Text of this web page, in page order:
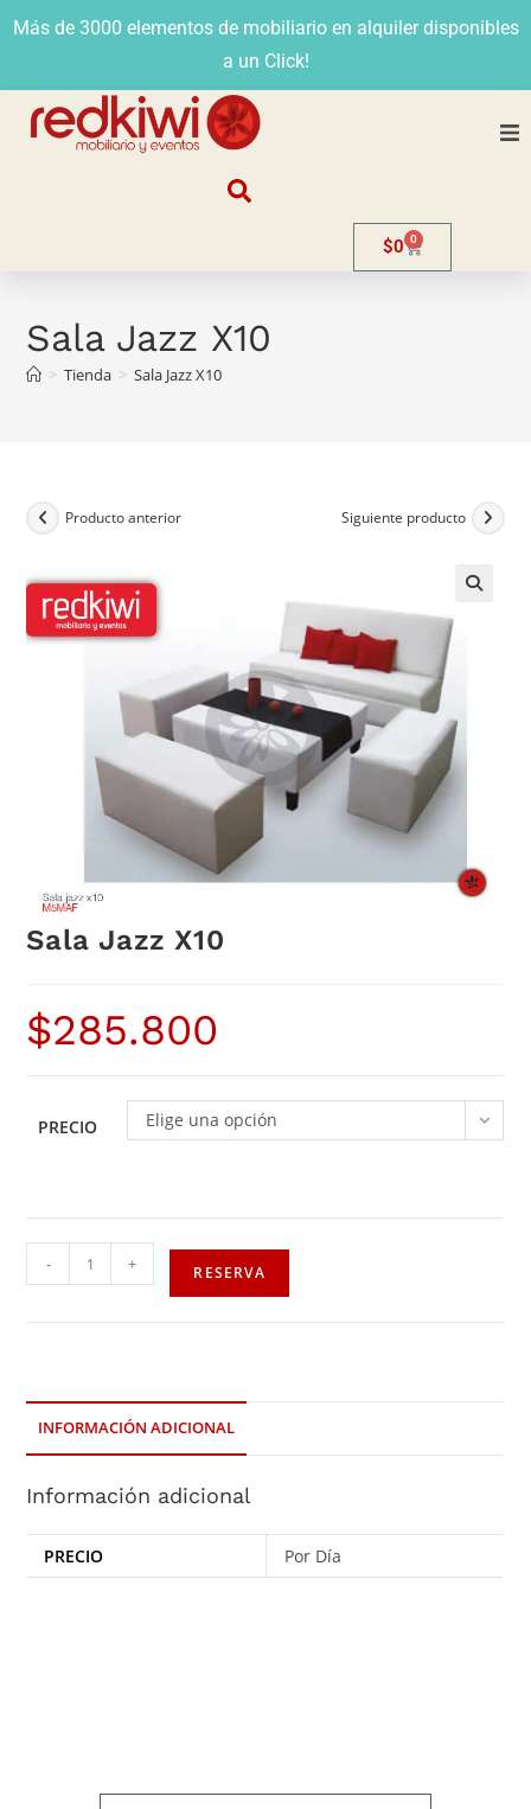
Más de 3000 elementos de mobiliario en alquiler disponibles
a un Click!
Contacto
$0 0
Sala Jazz X10
> Tienda > Sala Jazz X10
Producto anterior Siguiente producto
Sala Jazz X10
$285.800
PRECIO Elige una opción
- + RESERVA
INFORMACIÓN ADICIONAL
Información adicional
PRECIO Por Día